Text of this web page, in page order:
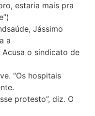
estaria mais pra
Jássimo
a
o sindicato de
“Os hospitais
protesto”, diz. O